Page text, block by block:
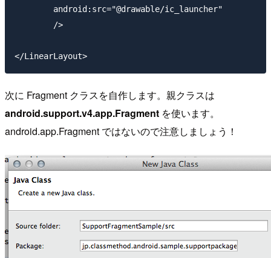
        android:src="@drawable/ic_launcher"
        />
次に Fragment クラスを自作します。親クラスは
android.support.v4.app.Fragment を使います。
android.app.Fragment ではないので注意しましょう！